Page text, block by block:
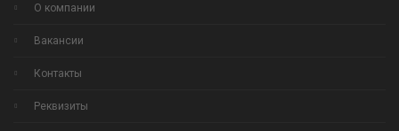
О компании
Вакансии
Контакты
Реквизиты